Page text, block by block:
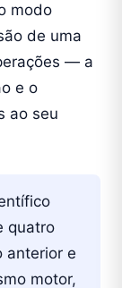
modo
de uma
— a
e o
ao seu
quatro
anterior e
motor,